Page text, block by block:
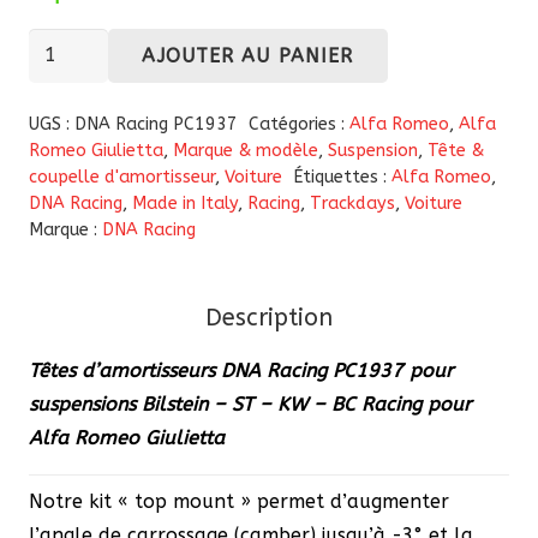
quantité
Têtes
d'amortisseurs
DNA
Racing
PC1937
KW
pour
Alfa
Giulietta
AJOUTER AU PANIER
UGS : DNA Racing PC1937 Catégories : Alfa Romeo, Alfa
Romeo Giulietta, Marque & modèle, Suspension, Tête &
coupelle d'amortisseur, Voiture Étiquettes : Alfa Romeo,
DNA Racing, Made in Italy, Racing, Trackdays, Voiture
Marque : DNA Racing
Description
Têtes d’amortisseurs DNA Racing PC1937 pour
suspensions Bilstein – ST – KW – BC Racing pour
Alfa Romeo Giulietta
Notre kit « top mount » permet d’augmenter